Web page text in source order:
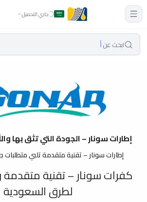
جاري التحميل
ابحث عن
إطارات سونار – الجودة التي تثق بها
إطارات سونار – تقنية متقدمة تلبي متطلبات
كفرات سونار – تقنية
لطرق السعودية